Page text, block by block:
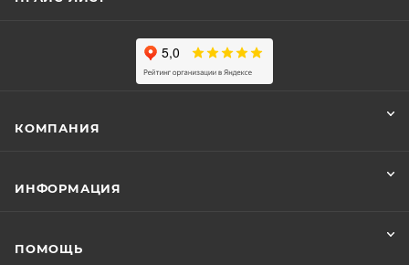
КОМПАНИЯ
ИНФОРМАЦИЯ
ПОМОЩЬ